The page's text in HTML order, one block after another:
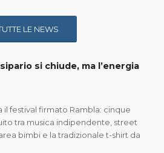
LE NEWS
si chiude, ma l’energia
il festival firmato Rambla: cinque
tra musica indipendente, street
bimbi e la tradizionale t-shirt da